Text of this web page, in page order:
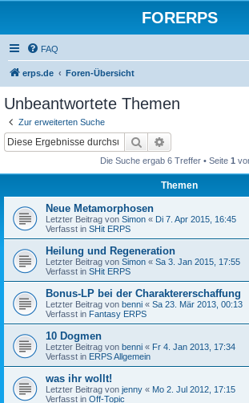
FORERPS
FAQ
erps.de Foren-Übersicht
Unbeantwortete Themen
Zur erweiterten Suche
Suche
Die Suche ergab 6 Treffer • Seite 1
Themen
Neue Metamorphosen
Letzter Beitrag von Simon « Di 7. Apr 2015, 16:45
Verfasst in SHit ERPS
Heilung und Regeneration
Letzter Beitrag von Simon « Sa 3. Jan 2015, 17:55
Verfasst in SHit ERPS
Bonus-LP bei der Charaktererschaffung
Letzter Beitrag von benni « Sa 23. Mär 2013, 00:13
Verfasst in Fantasy ERPS
10 Dogmen
Letzter Beitrag von benni « Fr 4. Jan 2013, 17:34
Verfasst in ERPS Allgemein
was ihr wollt!
Letzter Beitrag von jenny « Mo 2. Jul 2012, 17:15
Verfasst in Off-Topic